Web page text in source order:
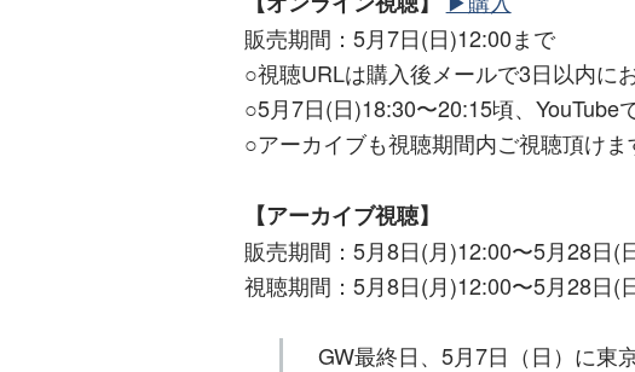
販売期間：5月7日(日)12:00まで
○視聴URLは購入後メールで3日以内に
○5月7日(日)18:30〜20:15頃、YouTube
○アーカイブも視聴期間内ご視聴頂けま
【アーカイブ視聴】
販売期間：5月8日(月)12:00〜5月28日(
視聴期間：5月8日(月)12:00〜5月28日(
GW最終日、5月7日（日）に東